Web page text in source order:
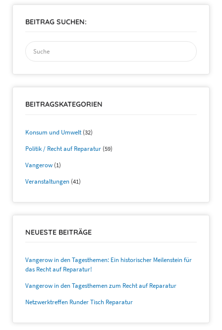
BEITRAG SUCHEN:
Suchen
nach:
BEITRAGSKATEGORIEN
Konsum und Umwelt(32)
Politik / Recht auf Reparatur (59)
Vangerow (1)
Veranstaltungen (41)
NEUESTE BEITRÄGE
Vangerow in den Tagesthemen: Ein historischer Meilenstein für
das Recht auf Reparatur!
Vangerow in den Tagesthemen zum Recht auf Reparatur
Netzwerktreffen Runder Tisch Reparatur